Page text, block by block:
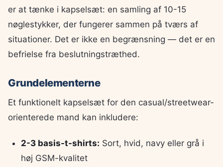
er at tænke i kapselsæt: en samling af 10-15
nøglestykker, der fungerer sammen på tværs af
situationer. Det er ikke en begrænsning — det er en
befrielse fra beslutningstræthed.
Grundelementerne
Et funktionelt kapselsæt for den casual/streetwear-
orienterede mand kan inkludere:
2-3 basis-t-shirts: Sort, hvid, navy eller grå i
høj GSM-kvalitet